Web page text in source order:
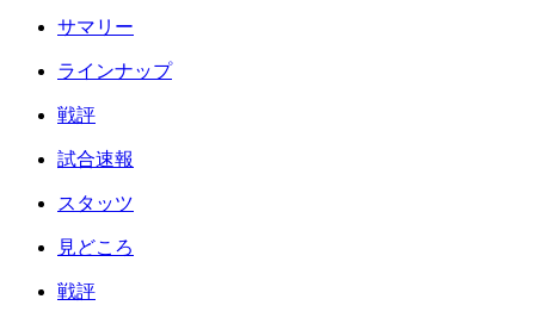
サマリー
ラインナップ
戦評
試合速報
スタッツ
見どころ
戦評